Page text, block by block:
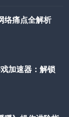
络痛点全解析
加速器：解锁